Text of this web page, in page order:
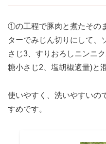
①の工程で豚肉と煮たその
ターでみじん切りにして、
さじ3、すりおろしニンニ
糖小さじ2、塩胡椒適量)と
使いやすく、洗いやすいの
すめです。